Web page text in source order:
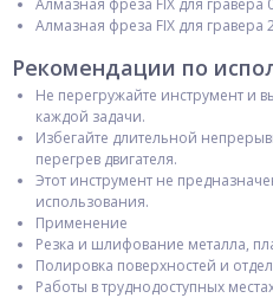
Алмазная фреза FIX для гравера
Алмазная фреза FIX для гравера
Рекомендации по
Не перегружайте инструмент и
каждой задачи.
Избегайте длительной
перегрев двигателя.
Этот инструмент не
использования.
Применение
Резка и шлифование металла,
Полировка поверхностей и
Работы в труднодоступных